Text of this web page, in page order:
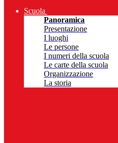
Scuola
Panoramica
Presentazione
I luoghi
Le persone
I numeri della scuola
Le carte della scuola
Organizzazione
La storia